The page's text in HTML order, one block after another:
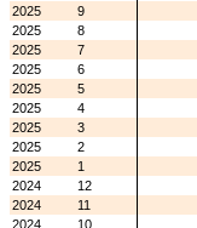
2025
9
2025
8
2025
7
2025
6
2025
5
2025
4
2025
3
2025
2
2025
1
2024
12
2024
11
2024
10